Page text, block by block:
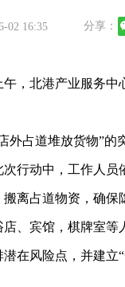
02 16:35 分享：
北港产业服务中
占道堆放货物”的
行动中，工作人
离占道物资，确保
、宾馆，棋牌室
在风险点，并建立